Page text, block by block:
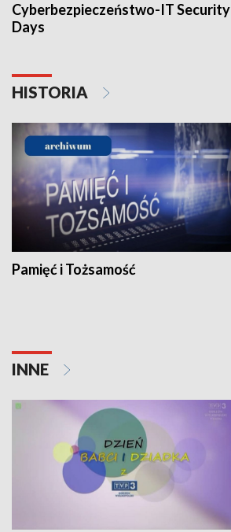
Cyberbezpieczeństwo-IT Security
Days
HISTORIA
Pamięć i Tożsamość
INNE